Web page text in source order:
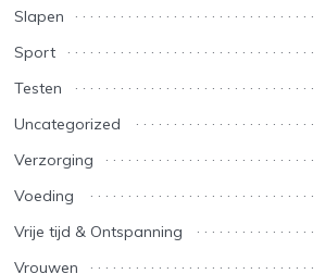
Slapen
Sport
Testen
Uncategorized
Verzorging
Voeding
Vrije tijd & Ontspanning
Vrouwen